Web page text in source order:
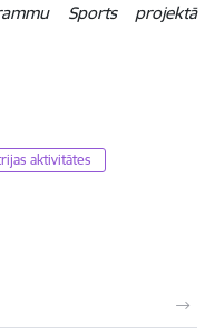
Sportsprojektā
aktivitātes